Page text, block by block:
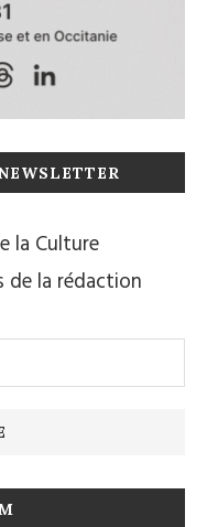
la Culture
de la rédaction